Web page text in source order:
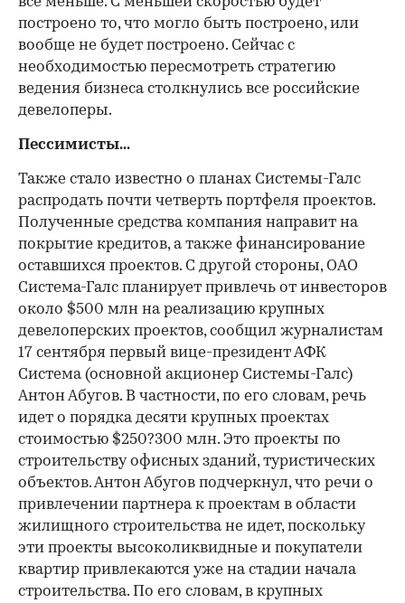
построено то, что могло быть построено, или
вообще не будет построено. Сейчас с
необходимостью пересмотреть стратегию
ведения бизнеса столкнулись все российские
девелоперы.
Пессимисты...
Также стало известно о планах Системы-Галс
распродать почти четверть портфеля проектов.
Полученные средства компания направит на
покрытие кредитов, а также финансирование
оставшихся проектов. С другой стороны, ОАО
Система-Галс планирует привлечь от инвесторов
около $500 млн на реализацию крупных
девелоперских проектов, сообщил журналистам
17 сентября первый вице-президент АФК
Система (основной акционер Системы-Галс)
Антон Абугов. В частности, по его словам, речь
идет о порядка десяти крупных проектах
стоимостью $250?300 млн. Это проекты по
строительству офисных зданий, туристических
объектов. Антон Абугов подчеркнул, что речи о
привлечении партнера к проектам в области
жилищного строительства не идет, поскольку
эти проекты высоколиквидные и покупатели
квартир привлекаются уже на стадии начала
строительства. По его словам, в крупных